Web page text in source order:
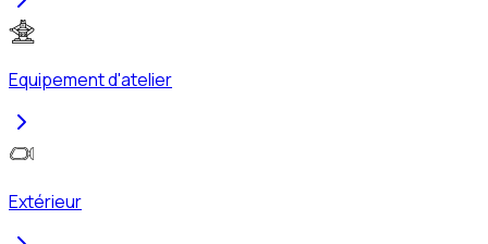
Equipement d'atelier
Extérieur